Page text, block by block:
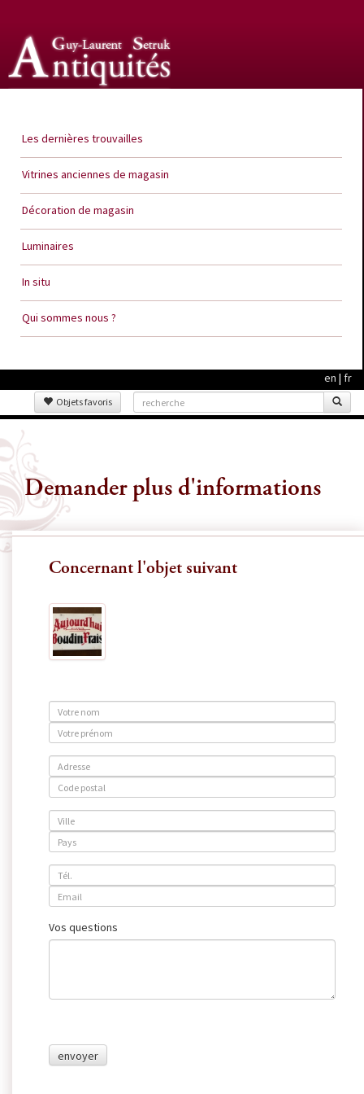
Les dernières trouvailles
Vitrines anciennes de magasin
Décoration de magasin
Luminaires
In situ
Qui sommes nous ?
en | fr
Objets favoris
Demander plus d'informations
Concernant l'objet suivant
Vos questions
envoyer